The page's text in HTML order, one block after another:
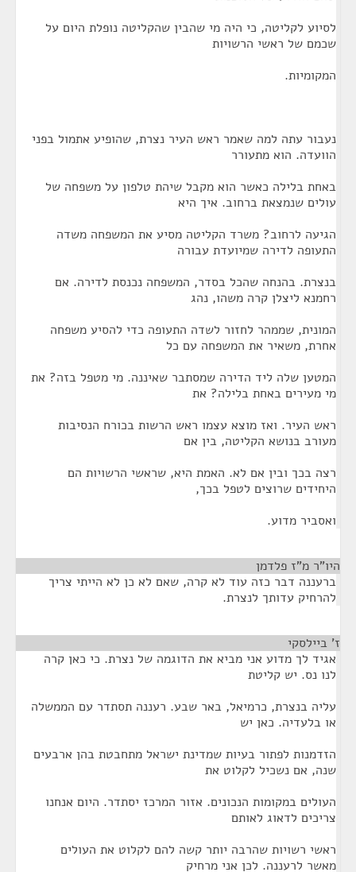
לסיוע לקליטה, כי היה מי שהבין שהקליטה נופלת היום על
שכמם של ראשי הרשויות
המקומיות.
נעבור עתה למה שאמר ראש העיר נצרת, שהופיע אתמול בפני
הוועדה. הוא מתעורר
באחת בלילה כאשר הוא מקבל שיהת טלפון על משפחה של
עולים שנמצאת ברחוב. איך היא
הגיעה לרחוב? משרד הקליטה מסיע את המשפחה משדה
התעופה לדירה שמיועדת עבורה
בנצרת. בהנחה שהכל בסדר, המשפחה נכנסת לדירה. אם
רחמנא ליצלן קרה משהו, נהג
המונית, שממהר לחזור לשדה התעופה כדי להסיע משפחה
אחרת, משאיר את המשפחה עם כל
המטען שלה ליד הדירה שמסתבר שאיננה. מי מטפל בזה? את
מי מעירים באחת בלילה? את
ראש העיר. ואז מוצא עצמו ראש הרשות בכורח הנסיבות
מעורב בנושא הקליטה, בין אם
רצה בכך ובין אם לא. האמת היא, שראשי הרשויות הם
היחידים שרוצים לטפל בכך,
ואסביר מדוע.
היו"ר מ"ז פלדמן
ברעננה דבר כזה עוד לא קרה, שאם לא כן לא הייתי צריך
להרחיק עדותך לנצרת.
ז' ביילסקי
אגיד לך מדוע אני מביא את הדוגמה של נצרת. כי כאן קרה
לנו נס. יש קליטת
עליה בנצרת, כרמיאל, באר שבע. רעננה תסתדר עם הממשלה
או בלעדיה. כאן יש
הזדמנות לפתור בעיות שמדינת ישראל מתחבטת בהן ארבעים
שנה, אם נשכיל לקלוט את
העולים במקומות הנכונים. אזור המרכז יסתדר. היום אנחנו
צריכים לדאוג לאותם
ראשי רשויות שהרבה יותר קשה להם לקלוט את העולים
מאשר לרעננה. לכן אני מרחיק